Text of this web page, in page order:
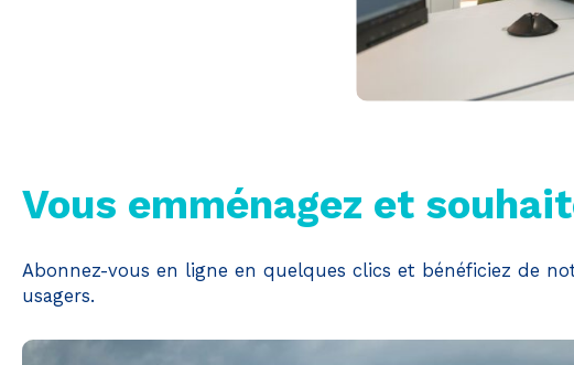
Vous emménagez et
Abonnez-vous en ligne en quelques clics et bénéficiez de
usagers.